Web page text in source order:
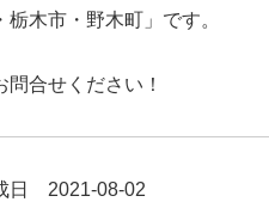
栃木市・野木町」です。
問合せください！
日 2021-08-02